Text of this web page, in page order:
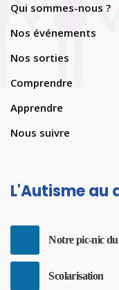
Qui sommes-nous ?
Nos événements
Nos sorties
Comprendre
Apprendre
Nous suivre
L'Autisme au
Notre pic-nic
Scolarisation